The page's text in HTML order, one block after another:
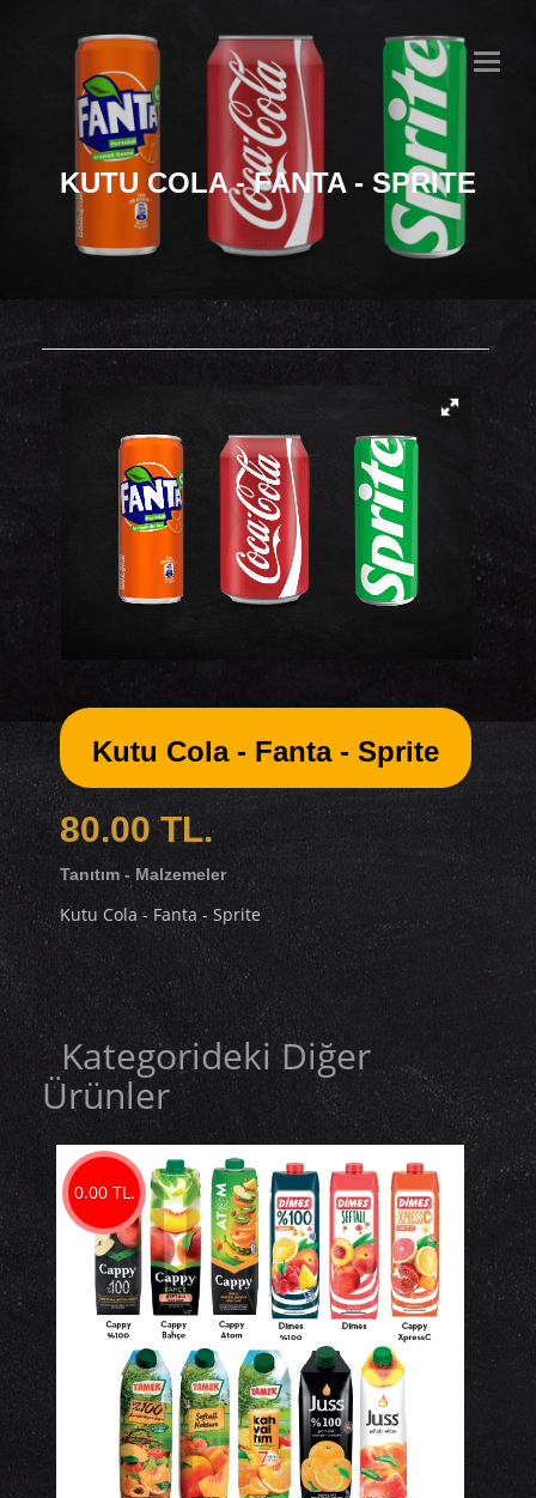
MENU
KUTU COLA - FANTA - SPRITE
Kutu Cola - Fanta - Sprite
80.00 TL.
Tanıtım - Malzemeler
Kutu Cola - Fanta - Sprite
Kategorideki Diğer
Ürünler
0.00 TL.